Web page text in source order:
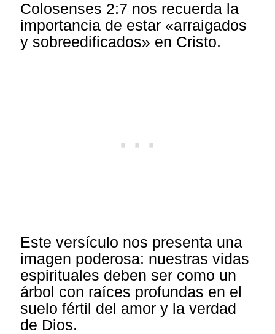
Colosenses 2:7 nos recuerda la
importancia de estar «arraigados
y sobreedificados» en Cristo.
Este versículo nos presenta una
imagen poderosa: nuestras vidas
espirituales deben ser como un
árbol con raíces profundas en el
suelo fértil del amor y la verdad
de Dios.